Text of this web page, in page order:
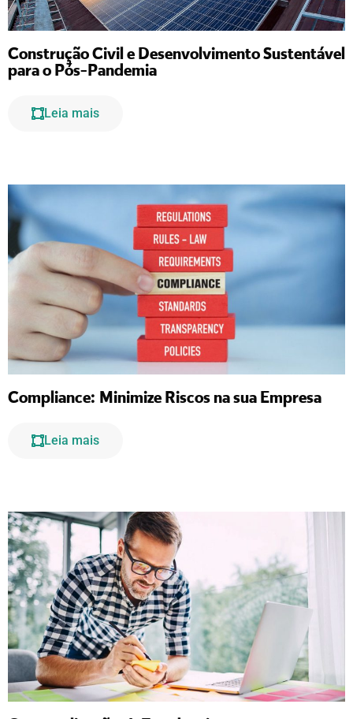
Construção Civil e Desenvolvimento Sustentável
para o Pós-Pandemia
Leia mais
Compliance: Minimize Riscos na sua Empresa
Leia mais